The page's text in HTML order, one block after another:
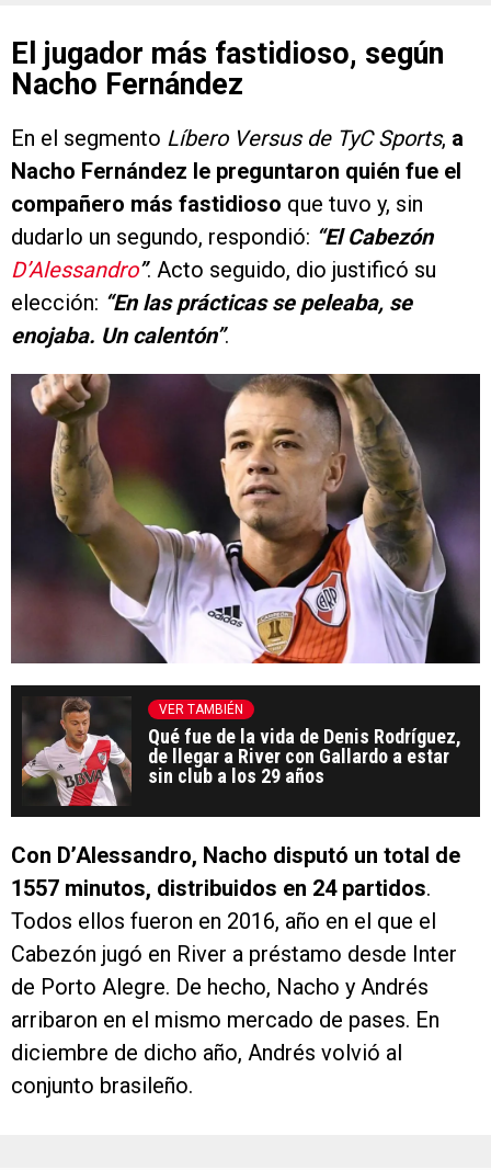
El jugador más fastidioso, según
Nacho Fernández
En el segmento Líbero Versus de TyC Sports, a
Nacho Fernández le preguntaron quién fue el
compañero más fastidioso que tuvo y, sin
dudarlo un segundo, respondió: “El Cabezón
D’Alessandro”. Acto seguido, dio justificó su
elección: “En las prácticas se peleaba, se
enojaba. Un calentón”.
VER TAMBIÉN
Qué fue de la vida de Denis Rodríguez,
de llegar a River con Gallardo a estar
sin club a los 29 años
Con D’Alessandro, Nacho disputó un total de
1557 minutos, distribuidos en 24 partidos.
Todos ellos fueron en 2016, año en el que el
Cabezón jugó en River a préstamo desde Inter
de Porto Alegre. De hecho, Nacho y Andrés
arribaron en el mismo mercado de pases. En
diciembre de dicho año, Andrés volvió al
conjunto brasileño.